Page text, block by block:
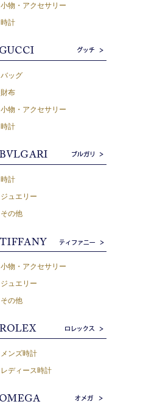
小物・アクセサリー
時計
バッグ
財布
小物・アクセサリー
時計
時計
ジュエリー
その他
小物・アクセサリー
ジュエリー
その他
メンズ時計
レディース時計